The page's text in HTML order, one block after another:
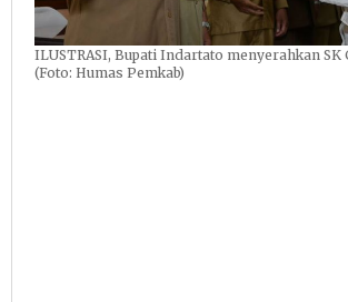
ILUSTRASI, Bupati Indartato menyerahkan SK
(Foto: Humas Pemkab)